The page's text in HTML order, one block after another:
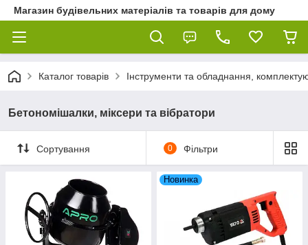
Магазин будівельних матеріалів та товарів для дому
Каталог товарів Інструменти та обладнання,
Бетономішалки, міксери та вібратори
Сортування 0 Фільтри
Новинка